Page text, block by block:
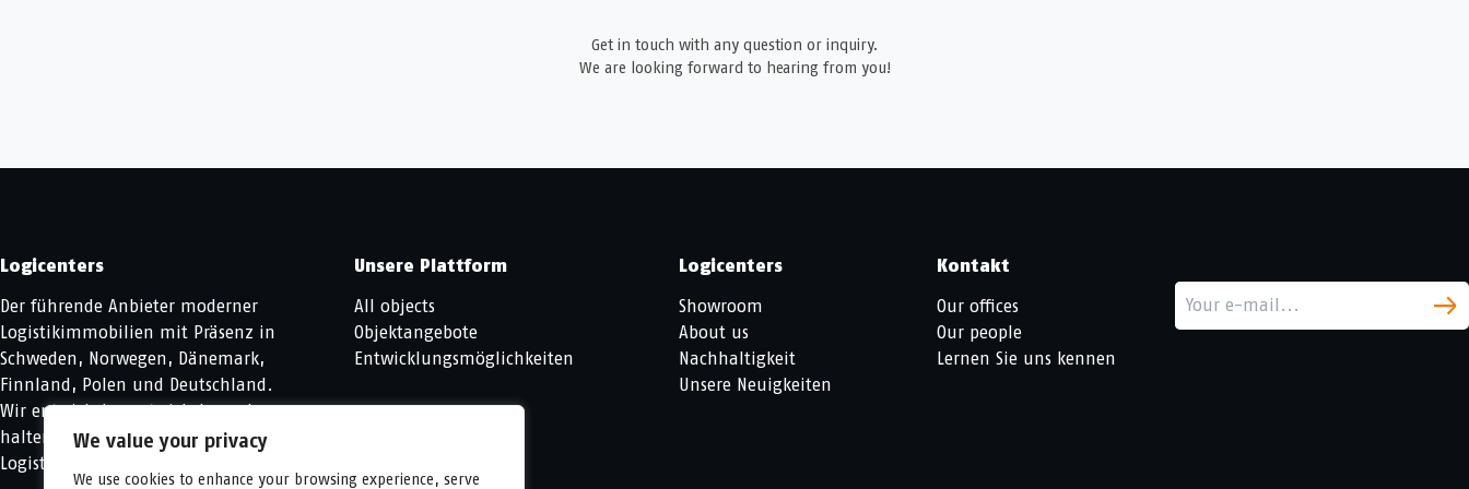
We value your privacy
We use cookies to enhance your browsing experience, serve
Get in touch with any question or inquiry.
We are looking forward to hearing from you!
Logicenters
Der führende Anbieter moderner
Logistikimmobilien mit Präsenz in
Schweden, Norwegen, Dänemark,
Finnland, Polen und Deutschland.
Wir entwickeln, entwickeln und
halten moderne
Logistikimmobilien.
Unsere Plattform
All objects
Objektangebote
Entwicklungsmöglichkeiten
Logicenters
Showroom
About us
Nachhaltigkeit
Unsere Neuigkeiten
Kontakt
Our offices
Our people
Lernen Sie uns kennen